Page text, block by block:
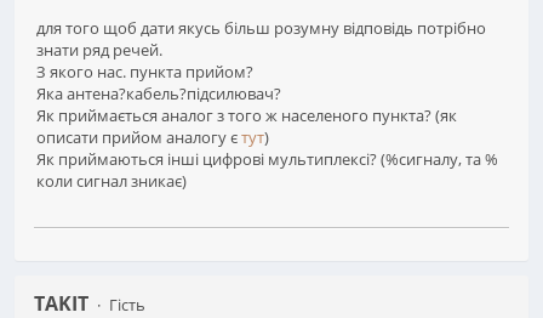
для того щоб дати якусь більш розумну відповідь потрібно
знати ряд речей.
З якого нас. пункта прийом?
Яка антена?кабель?підсилювач?
Як приймається аналог з того ж населеного пункта? (як
описати прийом аналогу єтут)
Як приймаються інші цифрові мультиплексі? (%сигналу, та %
коли сигнал зникає)
TAKIT
Гість